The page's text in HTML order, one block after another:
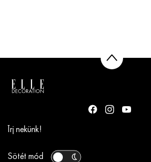
Írj nekünk!
Sötét mód